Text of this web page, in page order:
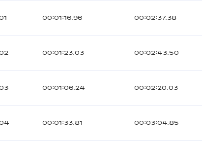
00:01:16.96 00:02:37.38
00:01:23.03 00:02:43.50
00:01:06.24 00:02:20.03
00:01:33.81 00:03:04.85